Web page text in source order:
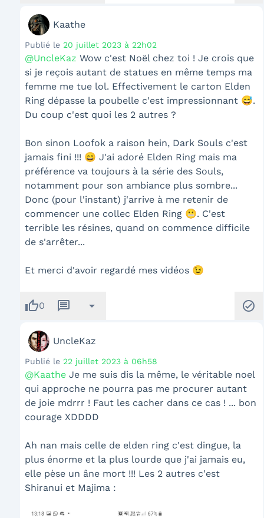
Kaathe
Publié le 20 juillet 2023 à 22h02
@UncleKaz Wow c'est Noël chez toi ! Je crois que
si je reçois autant de statues en même temps ma
femme me tue lol. Effectivement le carton Elden
Ring dépasse la poubelle c'est impressionnant 😅.
Du coup c'est quoi les 2 autres ?
Bon sinon Loofok a raison hein, Dark Souls c'est
jamais fini !!! 😄 J'ai adoré Elden Ring mais ma
préférence va toujours à la série des Souls,
notamment pour son ambiance plus sombre...
Donc (pour l'instant) j'arrive à me retenir de
commencer une collec Elden Ring 😬. C'est
terrible les résines, quand on commence difficile
de s'arrêter...
Et merci d'avoir regardé mes vidéos 😉
thumb_up0 message arrow_drop_down check_circle
UncleKaz
Publié le 22 juillet 2023 à 06h58
@Kaathe Je me suis dis la même, le véritable noel
qui approche ne pourra pas me procurer autant
de joie mdrrr ! Faut les cacher dans ce cas ! ... bon
courage XDDDD
Ah nan mais celle de elden ring c'est dingue, la
plus énorme et la plus lourde que j'ai jamais eu,
elle pèse un âne mort !!! Les 2 autres c'est
Shiranui et Majima :